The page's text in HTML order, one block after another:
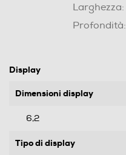
Larghezza:
Profondità:
Display
Dimensioni display
6,2
Tipo di display